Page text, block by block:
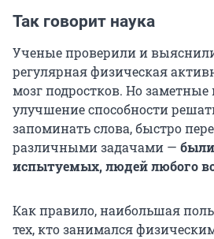
Так говорит наука
Ученые проверили и
регулярная физическая
мозг подростков. Но
улучшение способности
запоминать слова, быстро
различными задачами —
испытуемых, людей любого
Как правило, наибольшая
тех, кто занимался